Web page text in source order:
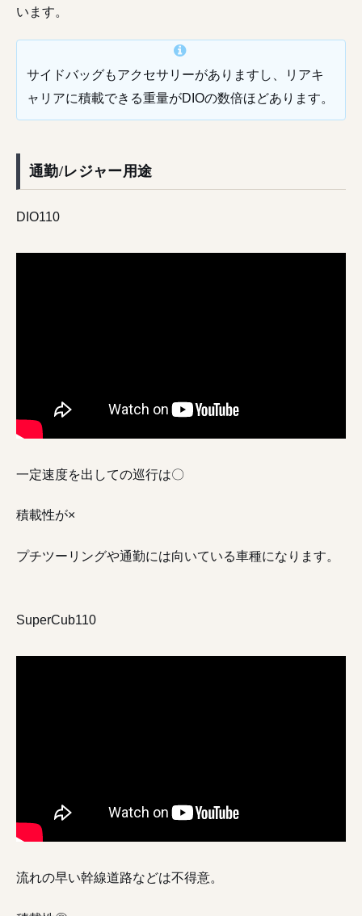
います。
サイドバッグもアクセサリーがありますし、リアキ
ャリアに積載できる重量がDIOの数倍ほどあります。
通勤/レジャー用途
DIO110
一定速度を出しての巡行は〇
積載性が×
プチツーリングや通勤には向いている車種になります。
SuperCub110
流れの早い幹線道路などは不得意。